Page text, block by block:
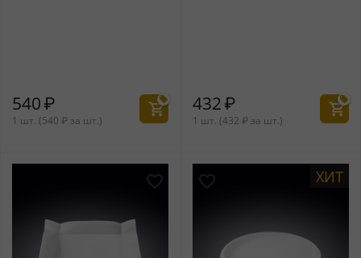
540₽
1 шт. (540 ₽ за шт.)
432₽
1 шт. (432 ₽ за шт.)
ХИТ